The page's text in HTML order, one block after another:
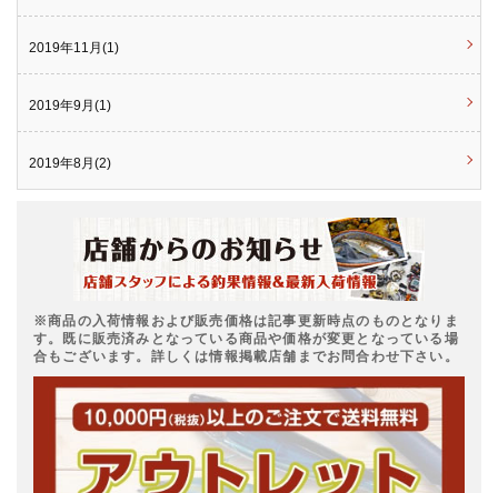
2019年11月(1)
2019年9月(1)
2019年8月(2)
※商品の入荷情報および販売価格は記事更新時点のものとなりま
す。既に販売済みとなっている商品や価格が変更となっている場
合もございます。詳しくは情報掲載店舗までお問合わせ下さい。